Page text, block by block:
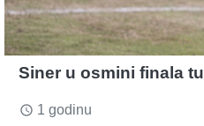
Siner u osmini finala
access_time 1 godinu